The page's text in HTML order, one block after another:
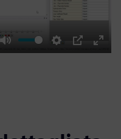
Mute Settings
PIP
Enter